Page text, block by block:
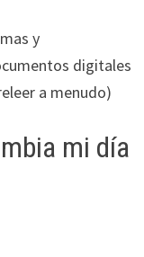
y
digitales
a menudo)
mi día